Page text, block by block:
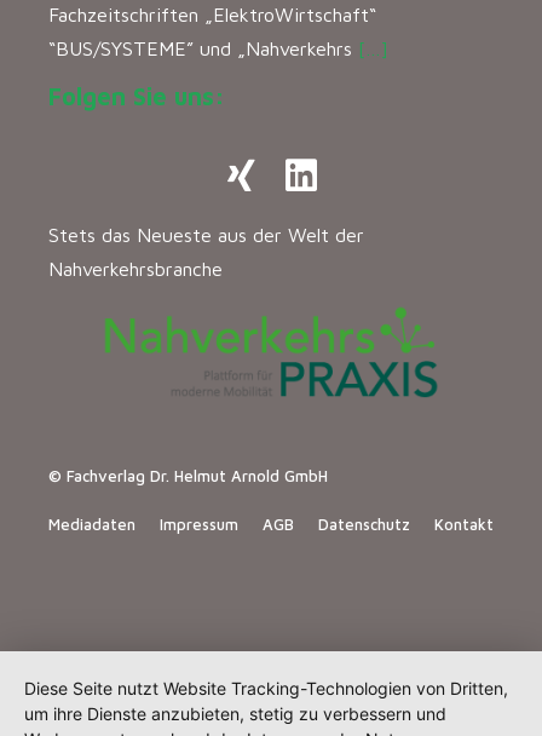
Fachzeitschriften „ElektroWirtschaft“
“BUS/SYSTEME” und „Nahverkehrs […]
Folgen Sie uns:
Stets das Neueste aus der Welt der
Nahverkehrsbranche
© Fachverlag Dr. Helmut Arnold GmbH
Mediadaten Impressum AGB Datenschutz Kontakt
Diese Seite nutzt Website Tracking-Technologien von Dritten,
um ihre Dienste anzubieten, stetig zu verbessern und